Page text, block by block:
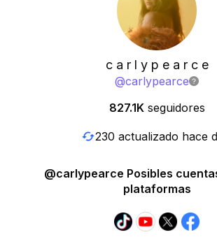
c a r l y p e a r c e
@carlypearce
827.1K seguidores
230 actualizado hace
@carlypearce Posibles
plataformas